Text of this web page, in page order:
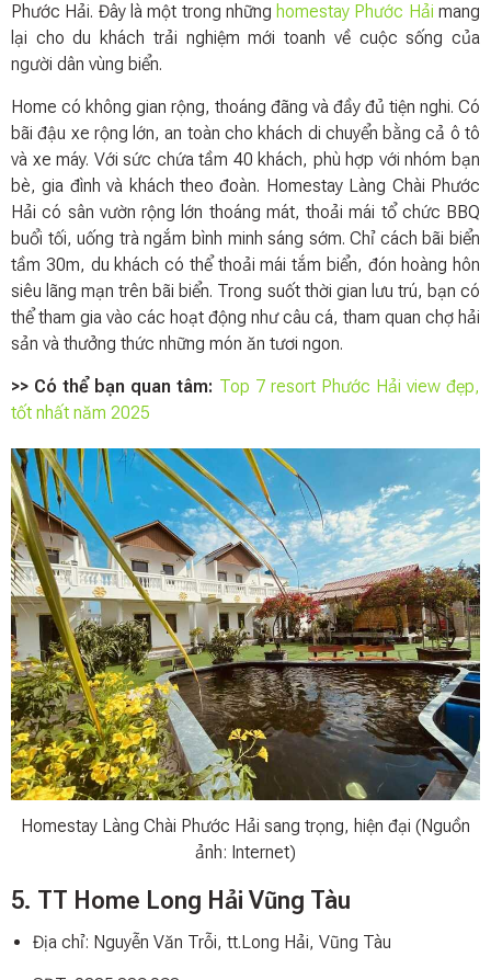
Phước Hải. Đây là một trong những homestay Phước Hải mang
lại cho du khách trải nghiệm mới toanh về cuộc sống của
người dân vùng biển.
Home có không gian rộng, thoáng đãng và đầy đủ tiện nghi. Có
bãi đậu xe rộng lớn, an toàn cho khách di chuyển bằng cả ô tô
và xe máy. Với sức chứa tầm 40 khách, phù hợp với nhóm bạn
bè, gia đình và khách theo đoàn. Homestay Làng Chài Phước
Hải có sân vườn rộng lớn thoáng mát, thoải mái tổ chức BBQ
buổi tối, uống trà ngắm bình minh sáng sớm. Chỉ cách bãi biển
tầm 30m, du khách có thể thoải mái tắm biển, đón hoàng hôn
siêu lãng mạn trên bãi biển. Trong suốt thời gian lưu trú, bạn có
thể tham gia vào các hoạt động như câu cá, tham quan chợ hải
sản và thưởng thức những món ăn tươi ngon.
>> Có thể bạn quan tâm: Top 7 resort Phước Hải view đẹp,
tốt nhất năm 2025
Homestay Làng Chài Phước Hải sang trọng, hiện đại (Nguồn
ảnh: Internet)
5. TT Home Long Hải Vũng Tàu
Địa chỉ: Nguyễn Văn Trỗi, tt.Long Hải, Vũng Tàu